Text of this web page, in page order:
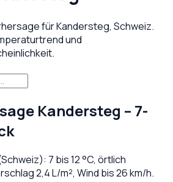
fürKandersteg, Schweiz.
und
Kandersteg – 7-
Schweiz): 7 bis12°C, örtlich
2,4L/m², Wind bis26km/h.